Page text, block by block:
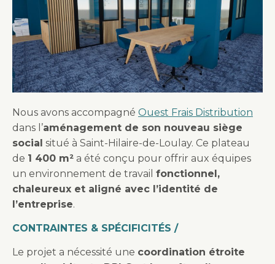
Nous avons accompagné Ouest Frais Distribution
dans l’aménagement de son nouveau siège
social situé à Saint-Hilaire-de-Loulay. Ce plateau
de 1 400 m² a été conçu pour offrir aux équipes
un environnement de travail fonctionnel,
chaleureux et aligné avec l’identité de
l’entreprise.
CONTRAINTES & SPÉCIFICITÉS /
Le projet a nécessité une coordination étroite